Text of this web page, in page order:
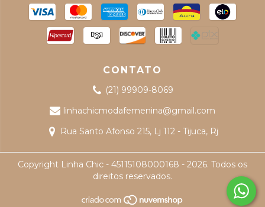
CONTATO
(21) 99909-8069
linhachicmodafemenina@gmail.com
Rua Santo Afonso 215, Lj 112 - Tijuca, Rj
Copyright Linha Chic - 45115108000168 - 2026. Todos os
direitos reservados.